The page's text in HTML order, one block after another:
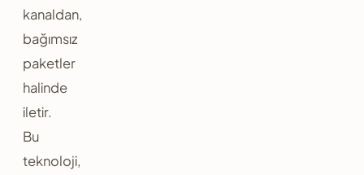
kanaldan,
bağımsız
paketler
halinde
iletir.
Bu
teknoloji,